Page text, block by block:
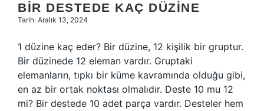
BIR DESTEDE KAÇ DÜZINE
Tarih: Aralık 13, 2024
1 düzine kaç eder? Bir düzine, 12 kişilik bir gruptur.
Bir düzinede 12 eleman vardır. Gruptaki
elemanların, tıpkı bir küme kavramında olduğu gibi,
en az bir ortak noktası olmalıdır. Deste 10 mu 12
mi? Bir destede 10 adet parça vardır. Desteler hem